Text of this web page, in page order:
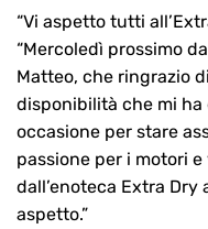
“Vi aspetto tutti
“Mercoledì prossimo
Matteo, che ringrazio
disponibilità che mi ha
occasione per stare
passione per i motori
dall’enoteca Extra Dry
aspetto.”